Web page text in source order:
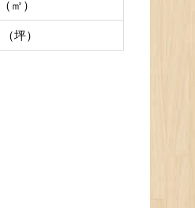
（㎡）
（坪）